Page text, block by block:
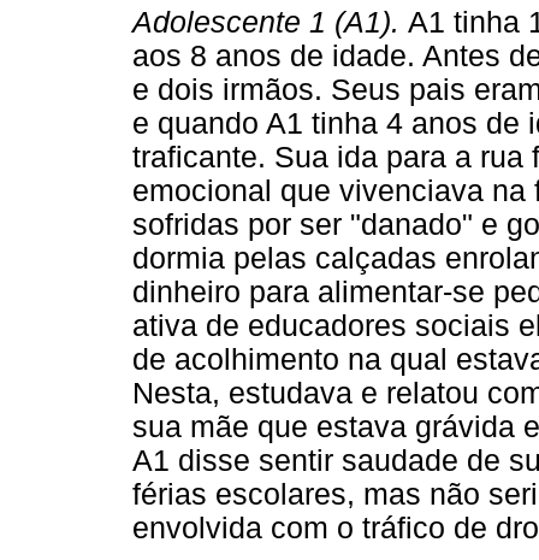
Adolescente 1 (A1). A1 tinha
aos 8 anos de idade. Antes
e dois irmãos. Seus pais
e quando A1 tinha 4 anos de
traficante. Sua ida para a
emocional que vivenciava
sofridas por ser "danado" e
dormia pelas calçadas
dinheiro para alimentar-se
ativa de educadores sociais
de acolhimento na qual
Nesta, estudava e relatou
sua mãe que estava grávida
A1 disse sentir saudade de
férias escolares, mas não
envolvida com o tráfico de